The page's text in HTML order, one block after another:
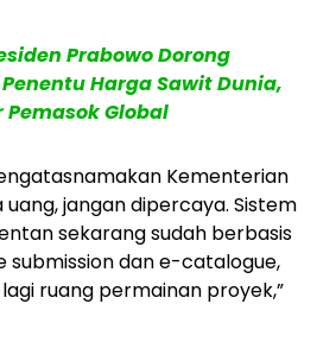
Prabowo Dorong
Harga Sawit Dunia,
Global
Kementerian
jangan dipercaya. Sistem
sekarang sudah berbasis
submission dan e-catalogue,
ruang permainan proyek,”